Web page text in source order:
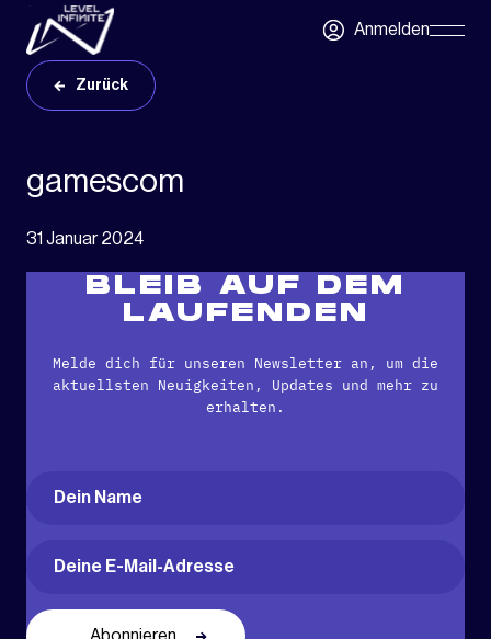
Zum Hauptinhalt springen
AnmeldenSkip
Zurück
gamescom
31 Januar 2024
BLEIB AUF DEM
LAUFENDEN
Melde dich für unseren Newsletter an, um die
aktuellsten Neuigkeiten, Updates und mehr zu
erhalten.
Name (erforderlich)